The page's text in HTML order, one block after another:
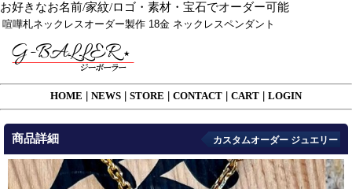
お好きなお名前/家紋/ロゴ・素材・宝石でオーダー可能
喧嘩札ネックレスオーダー製作 18金 ネックレスペンダント
HOME NEWS STORE CONTACT CART LOGIN
商品詳細 カスタムオーダー ジュエリー